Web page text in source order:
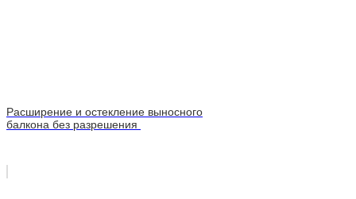
Расширение и остекление выносного
балкона без разрешения